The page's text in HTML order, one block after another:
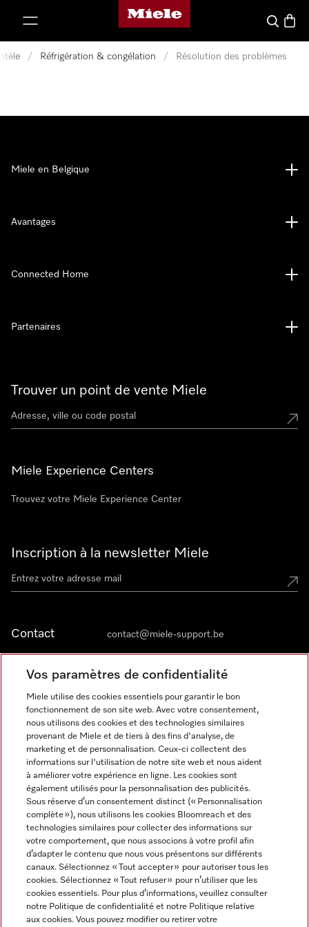
Page d'accueil de Miele
Search
/ Réfrigération & congélation / Résolution des problèmes
Trouver un point de vente Miele
Miele Experience Centers
Trouvez votre Miele Experience Center
Inscription à la newsletter Miele
Contact contact@miele-support.be
Langue
FRANÇAIS
Miele en Belgique
Avantages
Connected Home
Partenaires
Informations légales
CGV
Protection des données
Miele sur Facebook
Miele sur Youtube
Miele sur Instagram
Miele sur Pinterest
Vos paramètres de confidentialité
Miele utilise des cookies essentiels pour garantir le bon
fonctionnement de son site web. Avec votre consentement,
nous utilisons des cookies et des technologies similaires
provenant de Miele et de tiers à des fins d'analyse, de
marketing et de personnalisation. Ceux-ci collectent des
informations sur l'utilisation de notre site web et nous aident
à améliorer votre expérience en ligne. Les cookies sont
également utilisés pour la personnalisation des publicités.
Sous réserve d’un consentement distinct (« Personnalisation
complète »), nous utilisons les cookies Bloomreach et des
technologies similaires pour collecter des informations sur
votre comportement, que nous associons à votre profil afin
d’adapter le contenu que nous vous présentons sur différents
canaux. Sélectionnez « Tout accepter » pour autoriser tous les
cookies. Sélectionnez « Tout refuser » pour n’utiliser que les
cookies essentiels. Pour plus d’informations, veuillez consulter
notre Politique de confidentialité et notre Politique relative
aux cookies. Vous pouvez modifier ou retirer votre